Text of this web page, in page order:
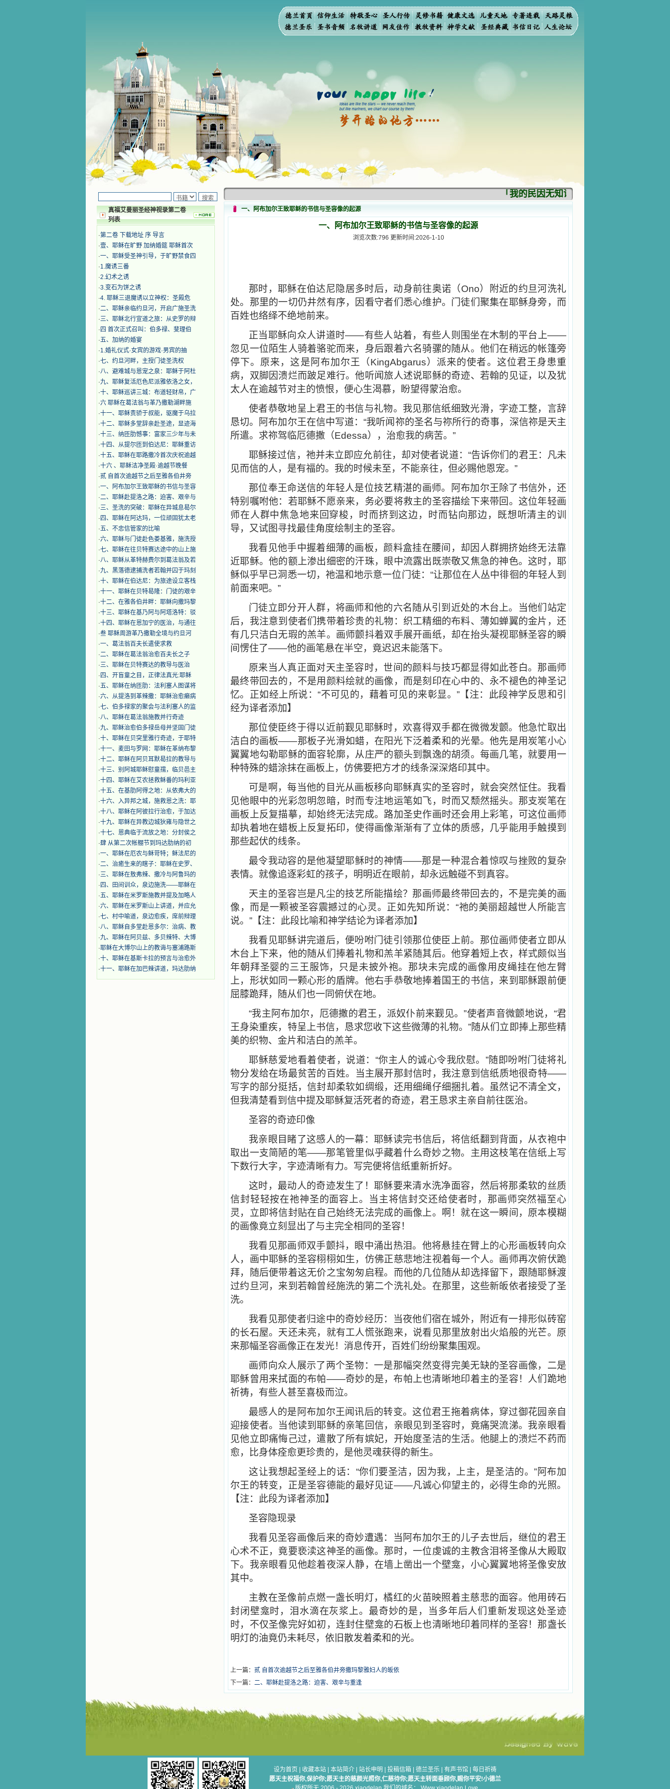
真福艾曼丽圣经神视录第二卷
列表
·第二卷 下载地址 序 导言
·壹、耶稣在旷野 加纳婚筵 耶稣首次
·一、耶稣受圣神引导，于旷野禁食四
·1.魔诱三番
·2.幻术之诱
·3.变石为饼之诱
·4. 耶稣三退魔诱以立神权：圣殿危
·二、耶稣亲临约旦河，开启广施圣洗
·三、耶稣北行宣道之旅：从史罗的辩
· 四 首次正式召叫：伯多禄、斐理伯
·五、加纳的婚宴
·1.婚礼仪式·女宾的游戏·男宾的抽
·七、约旦河畔，主授门徒圣洗权
·八、避难城与恩宠之泉：耶稣于阿杜
·九、耶稣复活厄色尼派雅依洛之女，
·十、耶稣巡讲三城：布道轻财帛，广
·六 耶稣在葛法翁与革乃撒勒湖畔施
·十一、耶稣责骄于叔能，驱魔于乌拉
·十二、耶稣多堂辞亲赴圣途，显迹海
·十三、纳匝肋憾事：富家三少年与未
·十四、从提尔匝到伯达尼：耶稣重访
·十五、耶稣在耶路撒冷首次庆祝逾越
·十六 、耶稣洁净圣殿·逾越节晚餐
·贰 自首次逾越节之后至雅各伯井旁
·一、阿布加尔王致耶稣的书信与圣容
·二、耶稣赴提洛之路：迫害、艰辛与
·三、圣洗的突破：耶稣在异城息曷尔
· 四、耶稣在阿达玛，一位顽固犹太老
·五、不忠信管家的比喻
·六、耶稣与门徒赴色娄基雅，施洗授
·七、耶稣在往贝特赛达途中的山上施
·八、耶稣从革特赫费尔到葛法翁及若
·九、黑落德逮捕洗者若翰并囚于玛刻
·十、耶稣在伯达尼：为旅途设立客栈
·十一、耶稣在贝特曷隆：门徒的艰辛
·十二、在雅各伯井畔：耶稣向撒玛黎
·十三、耶稣在基乃阿与阿塔洛特：驳
·十四、耶稣在恩加宁的医治，与通往
·叁 耶稣周游革乃撒勒全境与约旦河
·一、葛法翁百夫长遣使求救
·二、耶稣在葛法翁治愈百夫长之子
·三、耶稣在贝特赛达的教导与医治
· 四、开盲童之目，正律法真光:耶稣
·五、耶稣在纳匝肋：法利塞人图谋将
·六、从提洛到革辣撒：耶稣治愈癞病
·七、伯多禄家的聚会与法利塞人的监
·八、耶稣在葛法翁施教并行奇迹
·九、耶稣治愈伯多禄岳母并坚固门徒
·十、耶稣在贝突里雅行奇迹，于耶特
·十一、麦田与罗网：耶稣在革纳布黎
·十二、耶稣在阿贝耳默曷拉的教导与
·十三、别阿城耶稣慰童孺，临贝邑主
·十四、耶稣在艾农拯救稣番的玛利亚
·十五、在基肋阿得之地：从依弗大的
·十六、入异邦之城，施救恩之洗：耶
·十八、耶稣在阿彼拉行治愈，于加达
·十九、耶稣在异教边城狄雍与隐世之
·十七、恩典临于流放之地：分封侯之
·肆 从第二次帐棚节到玛达肋纳的初
·一、耶稣在厄农与稣苛特；稣法尼的
·二、治癒生来的瞎子：耶稣在史罗、
·三、耶稣在敖弗辣、撒冷与阿鲁玛的
· 四、田间训众，泉边施洗——耶稣在
·五、耶稣在米罗斯施教并提及加略人
·六、耶稣在米罗斯山上讲道，并应允
·七、村中喻道，泉边愈疾，席前辩理
·八、耶稣自多堂赴恩多尔：治病、教
·九、耶稣在阿贝兹、多贝辣特、大博
·耶稣在大博尔山上的教诲与塞浦路斯
·十、耶稣在基斯卡拉的预言与治愈外
·十一、耶稣在加巴辣讲道，玛达肋纳
「我的民因无知识而灭亡。你弃掉知识，我
一、阿布加尔王致耶稣的书信与圣容像的起源
一、阿布加尔王致耶稣的书信与圣容像的起源
浏览次数:796 更新时间:2026-1-10
那时，耶稣在伯达尼隐居多时后，动身前往奥诺（Ono）附近的约旦河洗礼
处。那里的一切仍井然有序，因看守者们悉心维护。门徒们聚集在耶稣身旁，而
百姓也络绎不绝地前来。
正当耶稣向众人讲道时——有些人站着，有些人则围坐在木制的平台上——
忽见一位陌生人骑着骆驼而来，身后跟着六名骑骡的随从。他们在稍远的帐篷旁
停下。原来，这是阿布加尔王（KingAbgarus）派来的使者。这位君王身患重
病，双脚因溃烂而跛足难行。他听闻旅人述说耶稣的奇迹、若翰的见证，以及犹
太人在逾越节对主的愤恨，便心生渴慕，盼望得蒙治愈。
使者恭敬地呈上君王的书信与礼物。我见那信纸细致光滑，字迹工整，言辞
恳切。阿布加尔王在信中写道：“我听闻祢的圣名与祢所行的奇事，深信祢是天主
所遣。求祢驾临厄德撒（Edessa），治愈我的病苦。”
耶稣接过信，祂并未立即应允前往，却对使者说道：“告诉你们的君王：凡未
见而信的人，是有福的。我的时候未至，不能亲往，但必赐他恩宠。”
那位奉王命送信的年轻人是位技艺精湛的画师。阿布加尔王除了书信外，还
特别嘱咐他：若耶稣不愿亲来，务必要将救主的圣容描绘下来带回。这位年轻画
师在人群中焦急地来回穿梭，时而挤到这边，时而钻向那边，既想听清主的训
导，又试图寻找最佳角度绘制主的圣容。
我看见他手中握着细薄的画板，颜料盒挂在腰间，却因人群拥挤始终无法靠
近耶稣。他的额上渗出细密的汗珠，眼中流露出既崇敬又焦急的神色。这时，耶
稣似乎早已洞悉一切，祂温和地示意一位门徒：“让那位在人丛中徘徊的年轻人到
前面来吧。”
门徒立即分开人群，将画师和他的六名随从引到近处的木台上。当他们站定
后，我注意到使者们携带着珍贵的礼物：织工精细的布料、薄如蝉翼的金片，还
有几只洁白无瑕的羔羊。画师颤抖着双手展开画纸，却在抬头凝视耶稣圣容的瞬
间愣住了——他的画笔悬在半空，竟迟迟未能落下。
原来当人真正面对天主圣容时，世间的颜料与技巧都显得如此苍白。那画师
最终带回去的，不是用颜料绘就的画像，而是刻印在心中的、永不褪色的神圣记
忆。正如经上所说：“不可见的，藉着可见的来彰显。”【注：此段神学反思和引
经为译者添加】
那位使臣终于得以近前觐见耶稣时，欢喜得双手都在微微发颤。他急忙取出
洁白的画板——那板子光滑如蜡，在阳光下泛着柔和的光晕。他先是用炭笔小心
翼翼地勾勒耶稣的面容轮廓，从庄严的额头到飘逸的胡须。每画几笔，就要用一
种特殊的蜡涂抹在画板上，仿佛要把方才的线条深深烙印其中。
可是啊，每当他的目光从画板移向耶稣真实的圣容时，就会突然怔住。我看
见他眼中的光彩忽明忽暗，时而专注地运笔如飞，时而又颓然摇头。那支炭笔在
画板上反复描摹，却始终无法完成。路加圣史作画时还会用上彩笔，可这位画师
却执着地在蜡板上反复拓印，使得画像渐渐有了立体的质感，几乎能用手触摸到
那些起伏的线条。
最令我动容的是他凝望耶稣时的神情——那是一种混合着惊叹与挫败的复杂
表情。就像追逐彩虹的孩子，明明近在眼前，却永远触碰不到真容。
天主的圣容岂是凡尘的技艺所能描绘？那画师最终带回去的，不是完美的画
像，而是一颗被圣容震撼过的心灵。正如先知所说：“祂的美丽超越世人所能言
说。”【注：此段比喻和神学结论为译者添加】
我看见耶稣讲完道后，便吩咐门徒引领那位使臣上前。那位画师使者立即从
木台上下来，他的随从们捧着礼物和羔羊紧随其后。他穿着短上衣，样式颇似当
年朝拜圣婴的三王服饰，只是未披外袍。那块未完成的画像用皮绳挂在他左臂
上，形状如同一颗心形的盾牌。他右手恭敬地捧着国王的书信，来到耶稣跟前便
屈膝跪拜，随从们也一同俯伏在地。
“我主阿布加尔，厄德撒的君王，派奴仆前来觐见。”使者声音微颤地说，“君
王身染重疾，特呈上书信，恳求您收下这些微薄的礼物。”随从们立即捧上那些精
美的织物、金片和洁白的羔羊。
耶稣慈爱地看着使者，说道：“你主人的诚心令我欣慰。”随即吩咐门徒将礼
物分发给在场最贫苦的百姓。当主展开那封信时，我注意到信纸质地很奇特——
写字的部分挺括，信封却柔软如绸缎，还用细绳仔细捆扎着。虽然记不清全文，
但我清楚看到信中提及耶稣复活死者的奇迹，君王恳求主亲自前往医治。
圣容的奇迹印像
我亲眼目睹了这感人的一幕：耶稣读完书信后，将信纸翻到背面，从衣袍中
取出一支简陋的笔——那笔管里似乎藏着什么奇妙之物。主用这枝笔在信纸上写
下数行大字，字迹清晰有力。写完便将信纸重新折好。
这时，最动人的奇迹发生了！耶稣要来清水洗净面容，然后将那柔软的丝质
信封轻轻按在祂神圣的面容上。当主将信封交还给使者时，那画师突然福至心
灵，立即将信封贴在自己始终无法完成的画像上。啊！就在这一瞬间，原本模糊
的画像竟立刻显出了与主完全相同的圣容！
我看见那画师双手颤抖，眼中涌出热泪。他将悬挂在臂上的心形画板转向众
人，画中耶稣的圣容栩栩如生，仿佛正慈悲地注视着每一个人。画师再次俯伏跪
拜，随后便带着这无价之宝匆匆启程。而他的几位随从却选择留下，跟随耶稣渡
过约旦河，来到若翰曾经施洗的第二个洗礼处。在那里，这些新皈依者接受了圣
洗。
我看见那使者归途中的奇妙经历：当夜他们宿在城外，附近有一排形似砖窑
的长石屋。天还未亮，就有工人慌张跑来，说看见那里放射出火焰般的光芒。原
来那幅圣容画像正在发光！消息传开，百姓们纷纷聚集围观。
画师向众人展示了两个圣物：一是那幅突然变得完美无缺的圣容画像，二是
耶稣曾用来拭面的布帕——奇妙的是，布帕上也清晰地印着主的圣容！人们跪地
祈祷，有些人甚至喜极而泣。
最感人的是阿布加尔王闻讯后的转变。这位君王拖着病体，穿过御花园亲自
迎接使者。当他读到耶稣的亲笔回信，亲眼见到圣容时，竟痛哭流涕。我亲眼看
见他立即痛悔己过，遣散了所有嫔妃，开始度圣洁的生活。他腿上的溃烂不药而
愈，比身体痊愈更珍贵的，是他灵魂获得的新生。
这让我想起圣经上的话：“你们要圣洁，因为我，上主，是圣洁的。”阿布加
尔王的转变，正是圣容德能的最好见证——凡诚心仰望主的，必得生命的光照。
【注：此段为译者添加】
圣容隐现录
我看见圣容画像后来的奇妙遭遇：当阿布加尔王的儿子去世后，继位的君王
心术不正，竟要亵渎这神圣的画像。那时，一位虔诚的主教含泪将圣像从大殿取
下。我亲眼看见他趁着夜深人静，在墙上凿出一个壁龛，小心翼翼地将圣像安放
其中。
主教在圣像前点燃一盏长明灯，橘红的火苗映照着主慈悲的面容。他用砖石
封闭壁龛时，泪水滴在灰浆上。最奇妙的是，当多年后人们重新发现这处圣迹
时，不仅圣像完好如初，连封住壁龛的石板上也清晰地印着同样的圣容！那盏长
明灯的油竟仍未耗尽，依旧散发着柔和的光。
上一篇： 贰 自首次逾越节之后至雅各伯井旁撒玛黎雅妇人的皈依
下一篇： 二、耶稣赴提洛之路：迫害、艰辛与重逢
设为首页 收藏本站 本站简介 站长申明 投稿信箱 德兰圣乐 有声书馆
每日祈祷
愿天主祝福你,保护你;愿天主的慈颜光照你,仁慈待你;愿天主转面垂顾你,赐你平安!小德兰